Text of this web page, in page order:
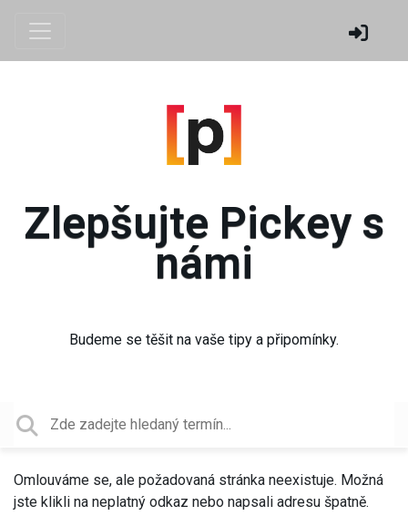
Zlepšujte Pickey s
námi
Budeme se těšit na vaše tipy a připomínky.
Omlouváme se, ale požadovaná stránka neexistuje. Možná
jste klikli na neplatný odkaz nebo napsali adresu špatně.